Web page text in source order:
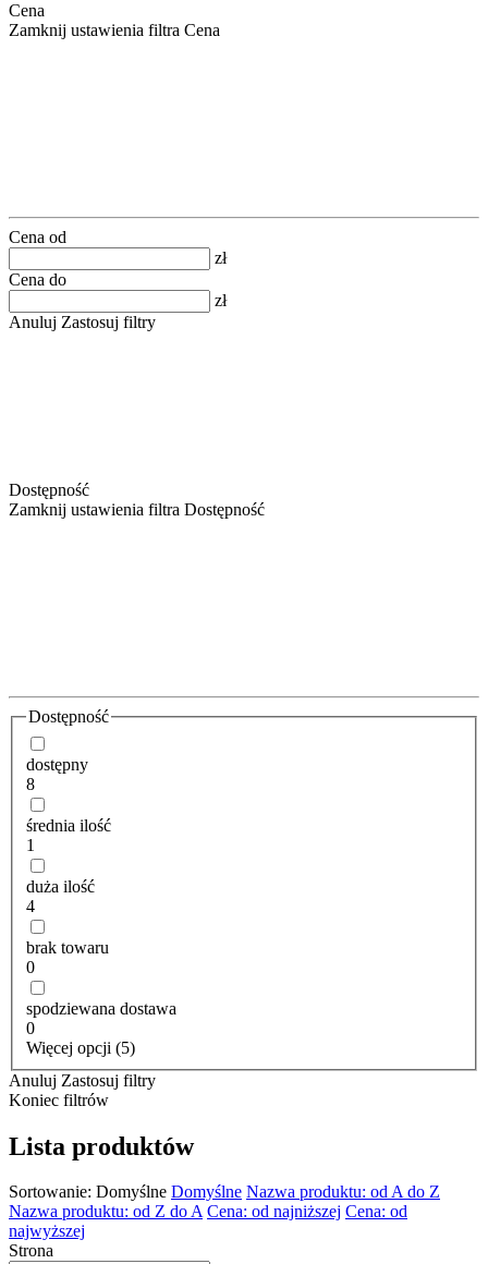
Cena
Zamknij ustawienia filtra Cena
Cena od
zł
Cena do
zł
Anuluj Zastosuj filtry
Dostępność
Zamknij ustawienia filtra Dostępność
Dostępność
dostępny
8
średnia ilość
1
duża ilość
4
brak towaru
0
spodziewana dostawa
0
Więcej opcji (5)
Anuluj Zastosuj filtry
Koniec filtrów
Lista produktów
Sortowanie: Domyślne Domyślne Nazwa produktu: od A do Z
Nazwa produktu: od Z do A Cena: od najniższej Cena: od
najwyższej
Strona